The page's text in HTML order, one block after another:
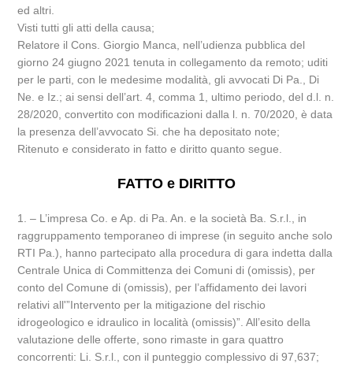
ed altri.
Visti tutti gli atti della causa;
Relatore il Cons. Giorgio Manca, nell’udienza pubblica del
giorno 24 giugno 2021 tenuta in collegamento da remoto; uditi
per le parti, con le medesime modalità, gli avvocati Di Pa., Di
Ne. e Iz.; ai sensi dell’art. 4, comma 1, ultimo periodo, del d.l. n.
28/2020, convertito con modificazioni dalla l. n. 70/2020, è data
la presenza dell’avvocato Si. che ha depositato note;
Ritenuto e considerato in fatto e diritto quanto segue.
FATTO e DIRITTO
1. – L’impresa Co. e Ap. di Pa. An. e la società Ba. S.r.l., in
raggruppamento temporaneo di imprese (in seguito anche solo
RTI Pa.), hanno partecipato alla procedura di gara indetta dalla
Centrale Unica di Committenza dei Comuni di (omissis), per
conto del Comune di (omissis), per l’affidamento dei lavori
relativi all'”Intervento per la mitigazione del rischio
idrogeologico e idraulico in località (omissis)”. All’esito della
valutazione delle offerte, sono rimaste in gara quattro
concorrenti: Li. S.r.l., con il punteggio complessivo di 97,637;